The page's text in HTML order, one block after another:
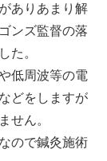
ありあまり解
ンズ監督の落
た。
低周波等の電
どをしますが
せん。
ので鍼灸施術